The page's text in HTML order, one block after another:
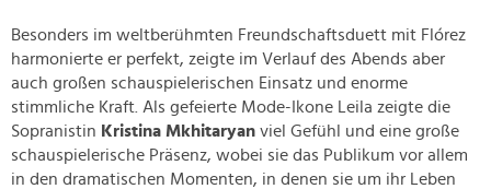
Besonders im weltberühmten Freundschaftsduett mit Flórez
harmonierte er perfekt, zeigte im Verlauf des Abends aber
auch großen schauspielerischen Einsatz und enorme
stimmliche Kraft. Als gefeierte Mode-Ikone Leila zeigte die
Sopranistin Kristina Mkhitaryan viel Gefühl und eine große
schauspielerische Präsenz, wobei sie das Publikum vor allem
in den dramatischen Momenten, in denen sie um ihr Leben